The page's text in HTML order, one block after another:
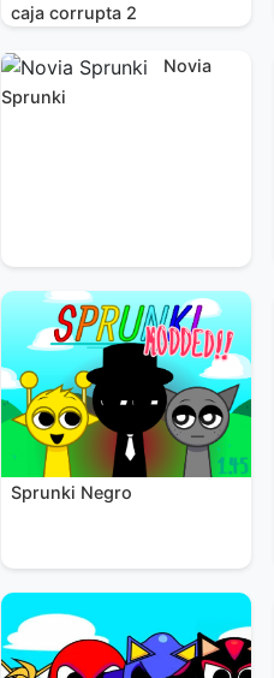
caja corrupta 2
Novia
Sprunki
Sprunki Negro